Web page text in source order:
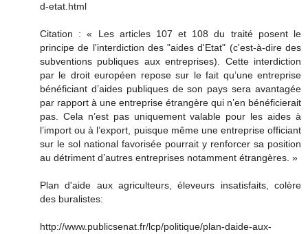
d-etat.html
Citation : « Les articles 107 et 108 du traité posent le
principe de l'interdiction des "aides d'Etat" (c'est-à-dire des
subventions publiques aux entreprises). Cette interdiction
par le droit européen repose sur le fait qu’une entreprise
bénéficiant d’aides publiques de son pays sera avantagée
par rapport à une entreprise étrangère qui n’en bénéficierait
pas. Cela n’est pas uniquement valable pour les aides à
l’import ou à l’export, puisque même une entreprise officiant
sur le sol national favorisée pourrait y renforcer sa position
au détriment d’autres entreprises notamment étrangères. »
Plan d'aide aux agriculteurs, éleveurs insatisfaits, colère
des buralistes:
http://www.publicsenat.fr/lcp/politique/plan-daide-aux-